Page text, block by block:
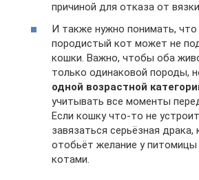
причиной для отказа от
И также нужно понимать,
породистый кот может не
кошки. Важно, чтобы оба
только одинаковой породы,
одной возрастной
учитывать все моменты
Если кошку что-то не
завязаться серьёзная драка,
отобьёт желание у
котами.